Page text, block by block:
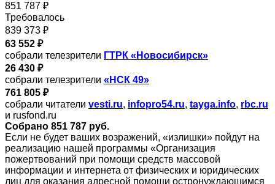
851 787 ₽
Требовалось
839 373 ₽
63 552 ₽
собрали телезрители ГТРК «Новосибирск»
26 430 ₽
собрали телезрители «НСК 49»
761 805 ₽
собрали читатели vesti.ru, infopro54.ru, tayga.info, rbc.ru
и rusfond.ru
Собрано 851 787 руб.
Если не будет ваших возражений, «излишки» пойдут на
реализацию нашей программы «Организация
пожертвований при помощи средств массовой
информации и интернета от физических и юридических
лиц для оказания адресной помощи остронуждающимся